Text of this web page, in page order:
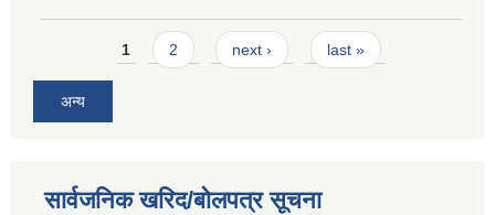
Pages1 2 next › last »
अन्य
सार्वजनिक खरिद/बोलपत्र सूचना